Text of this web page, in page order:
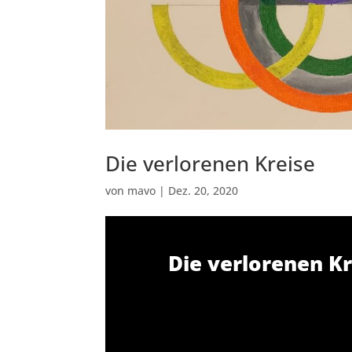
Die verlorenen Kreise
von mavo | Dez. 20, 2020
Die verlorenen